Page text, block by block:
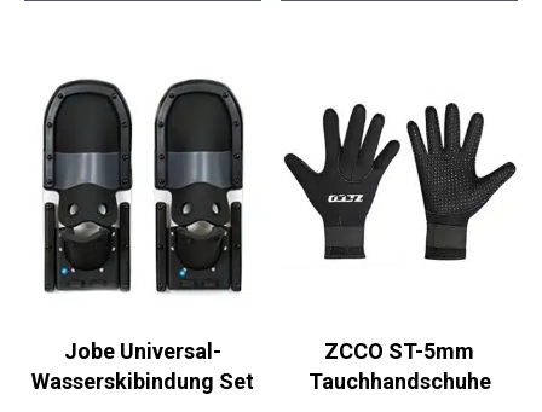
Jobe Universal-
Wasserskibindung Set
ZCCO ST-5mm
Tauchhandschuhe